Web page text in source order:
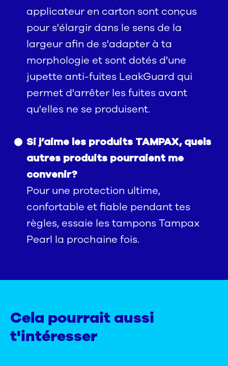
applicateur en carton sont conçus
pour s'élargir dans le sens de la
largeur afin de s'adapter à ta
morphologie et sont dotés d'une
jupette anti-fuites LeakGuard qui
permet d'arrêter les fuites avant
qu'elles ne se produisent.
Si j’aime les produits TAMPAX, quels
autres produits pourraient me
convenir?
Pour une protection ultime,
confortable et fiable pendant tes
règles, essaie les tampons Tampax
Pearl la prochaine fois.
Cela pourrait aussi
t'intéresser